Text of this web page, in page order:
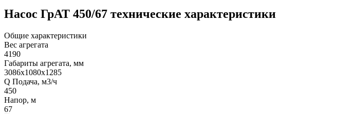
Насос ГрАТ 450/67 технические характеристики
Общие характеристики
Вес агрегата
4190
Габариты агрегата, мм
3086х1080х1285
Q Подача, м3/ч
450
Напор, м
67